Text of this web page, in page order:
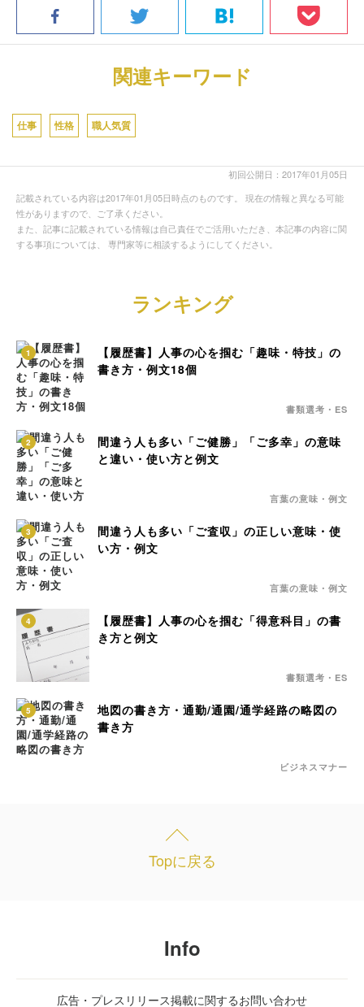
関連キーワード
仕事 性格 職人気質
初回公開日：2017年01月05日
記載されている内容は2017年01月05日時点のものです。 現在の情報と異なる可能
性がありますので、ご了承ください。
また、記事に記載されている情報は自己責任でご活用いただき、本記事の内容に関
する事項については、 専門家等に相談するようにしてください。
ランキング
1
【履歴書】人事の心を掴む「趣味・特技」の
書き方・例文18個
書類選考・ES
2
間違う人も多い「ご健勝」「ご多幸」の意味
と違い・使い方と例文
言葉の意味・例文
3
間違う人も多い「ご査収」の正しい意味・使
い方・例文
言葉の意味・例文
4
【履歴書】人事の心を掴む「得意科目」の書
き方と例文
書類選考・ES
5
地図の書き方・通勤/通園/通学経路の略図の
書き方
ビジネスマナー
Topに戻る
Info
広告・プレスリリース掲載に関するお問い合わせ